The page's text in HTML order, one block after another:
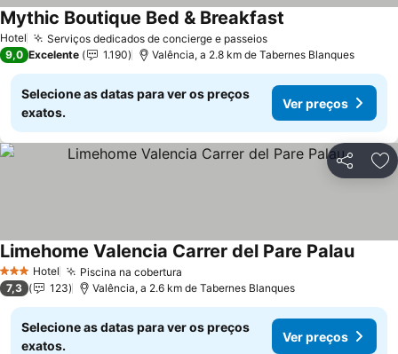
Hotel Serviços dedicados de concierge e passeiosVer preços
Mythic Boutique Bed & Breakfast
9,0 Excelente 1.190 Valência, a 2.8 km de Tabernes Blanques
Selecione as datas para ver os preços
exatos.
Ver preços
Partilhar
3 EstrelasHotel Piscina na cobertura
Limehome Valencia Carrer del Pare PalauVer
7,3 123 Valência, a 2.6 km de Tabernes Blanques
Selecione as datas para ver os preços
exatos.
Ver preços